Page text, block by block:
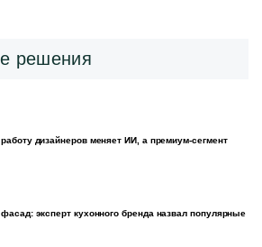
решения
дизайнеров меняет ИИ, а премиум-сегмент
эксперт кухонного бренда назвал популярные